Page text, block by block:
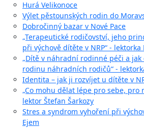
Hurá Velikonoce
Výlet pěstounských rodin do
Dobročinný bazar v Nové Pace
„Terapeutické rodičovství, jeho
při výchově dítěte v NRP“ -
„Dítě v náhradní rodinné péči a
rodinu náhradních rodičů“ -
Identita – jak ji rozvíjet u dítěte v
„Co mohu dělat lépe pro sebe, pro
lektor Štefan Šarkozy
Stres a syndrom vyhoření při
Ejem